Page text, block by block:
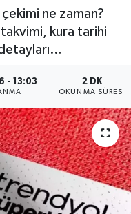
ne zaman?
kura tarihi
- 13:03 2 DK
OKUNMA SÜRESI